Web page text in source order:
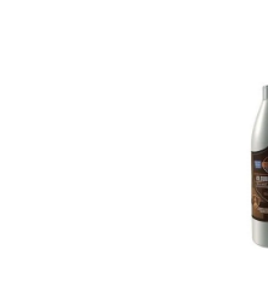
KRÁLÍCI/HLODAVCI/PTÁCI